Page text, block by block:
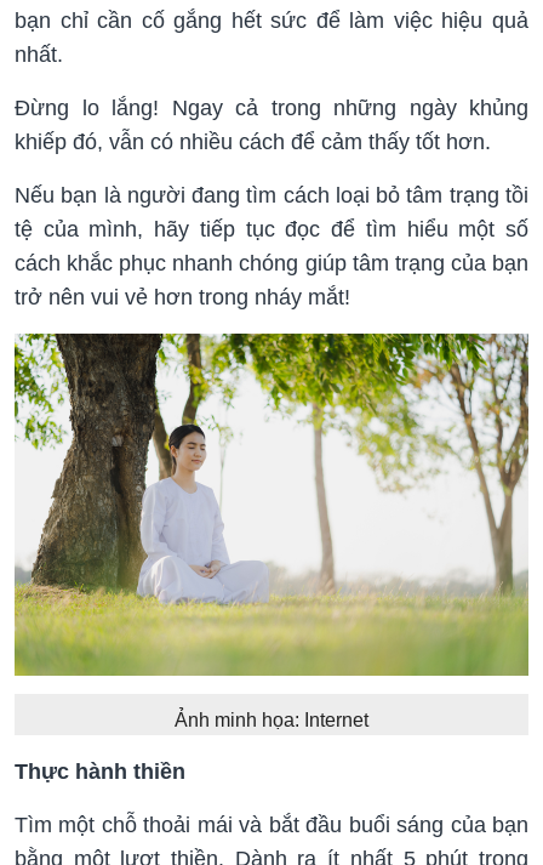
bạn chỉ cần cố gắng hết sức để làm việc hiệu quả
nhất.
Đừng lo lắng! Ngay cả trong những ngày khủng
khiếp đó, vẫn có nhiều cách để cảm thấy tốt hơn.
Nếu bạn là người đang tìm cách loại bỏ tâm trạng tồi
tệ của mình, hãy tiếp tục đọc để tìm hiểu một số
cách khắc phục nhanh chóng giúp tâm trạng của bạn
trở nên vui vẻ hơn trong nháy mắt!
Ảnh minh họa: Internet
Thực hành thiền
Tìm một chỗ thoải mái và bắt đầu buổi sáng của bạn
bằng một lượt thiền. Dành ra ít nhất 5 phút trong